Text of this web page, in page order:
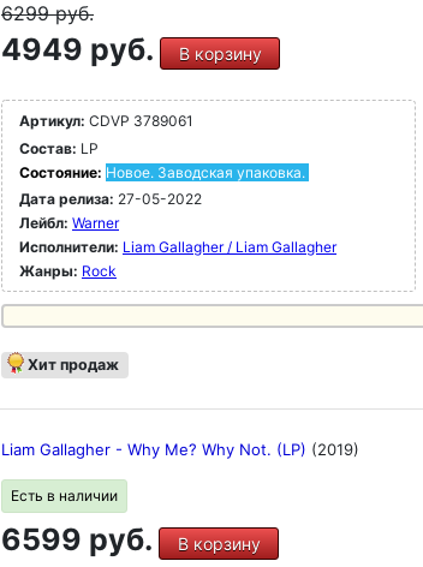
6299руб.
4949 руб. В корзину
Артикул: CDVP 3789061
Состав: LP
Состояние: Новое. Заводская упаковка.
Дата релиза: 27-05-2022
Лейбл: Warner
Исполнители: Liam Gallagher / Liam Gallagher
Жанры: Rock
Хит продаж
Liam Gallagher - Why Me? Why Not. (LP) (2019)
Есть в наличии
6599 руб. В корзину